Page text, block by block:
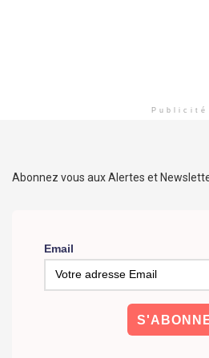
Publicité
Abonnez vous aux Alertes et
Email